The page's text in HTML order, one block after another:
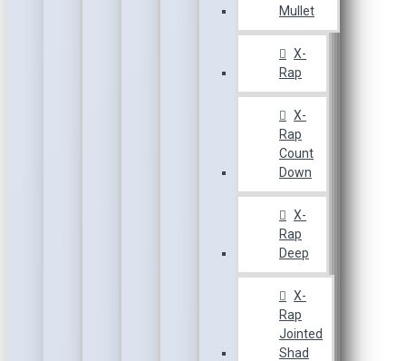
Mullet
X-
Rap
X-
Rap
Count
Down
X-
Rap
Deep
X-
Rap
Jointed
Shad